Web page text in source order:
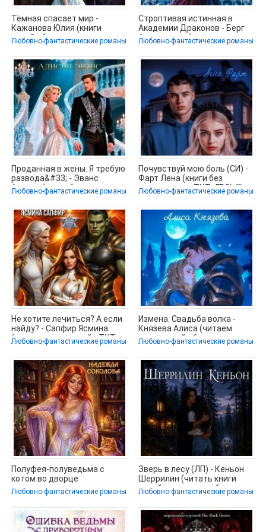
Тёмная спасает мир -
Кажанова Юлия (книги
онлайн бесплатно серия
TXT, FB2) 📗
Любовно-фантастические романы
Строптивая истинная в
Академии Драконов - Берг
Александра (читать книги
Любовно-фантастические романы
Проданная в жены. Я требую
развода&#33; - Эванс
Алисия (книги без
регистрации
Любовно-фантастические романы
Почувствуй мою боль (СИ) -
Фарт Лена (книги без
регистрации .TXT, .FB2) 📗
Любовно-фантастические романы
Не хотите лечиться? А если
найду? - Сапфир Ясмина
(читать книги онлайн TXT,
Любовно-фантастические романы
Измена. Свадьба волка -
Князева Алиса (читаем
книги онлайн бесплатно
полностью
Любовно-фантастические романы
Полуфея-полуведьма с
котом во дворце
императора драконов -
Соколова Надежда
Любовно-фантастические романы
Зверь в лесу (ЛП) - Кеньон
Шеррилин (читать книги
онлайн полностью без
Любовно-фантастические романы